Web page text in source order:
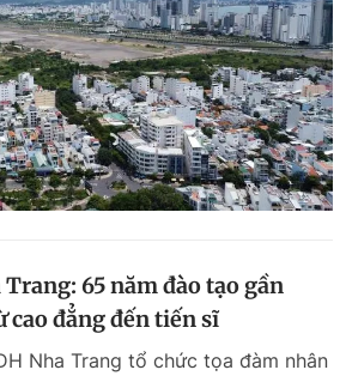
65 năm đào tạo gần
cao đẳng đến tiến sĩ
Nha Trang tổ chức tọa đàm nhân